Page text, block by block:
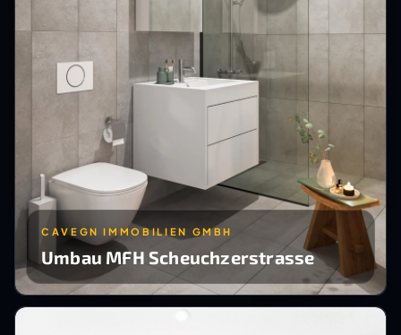
CAVEGN IMMOBILIEN GMBH
Umbau MFH Scheuchzerstrasse